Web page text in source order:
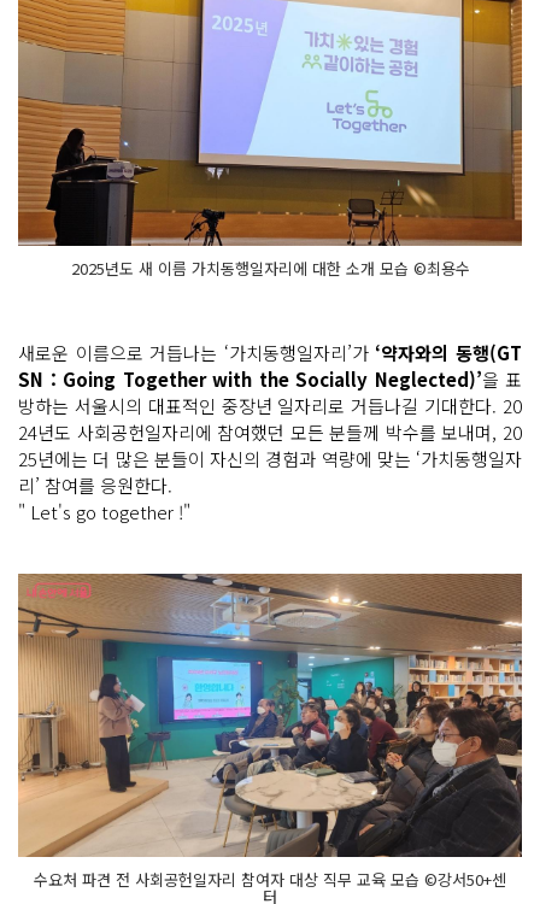
2025년도 새 이름 가치동행일자리에 대한 소개 모습 ©최용수
새로운 이름으로 거듭나는 ‘가치동행일자리’가 ‘약자와의 동행(GT
SN : Going Together with the Socially Neglected)’을 표
방하는 서울시의 대표적인 중장년 일자리로 거듭나길 기대한다. 20
24년도 사회공헌일자리에 참여했던 모든 분들께 박수를 보내며, 20
25년에는 더 많은 분들이 자신의 경험과 역량에 맞는 ‘가치동행일자
리’ 참여를 응원한다.
" Let's go together !"
수요처 파견 전 사회공헌일자리 참여자 대상 직무 교육 모습 ©강서50+센
터